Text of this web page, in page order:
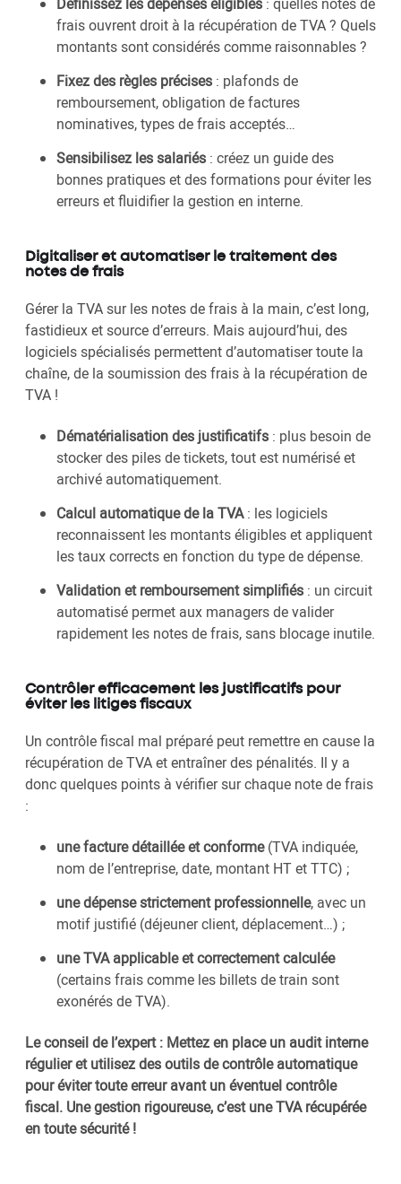
frais ouvrent droit à la récupération de TVA ? Quels
montants sont considérés comme raisonnables ?
Fixez des règles précises : plafonds de
remboursement, obligation de factures
nominatives, types de frais acceptés…
Sensibilisez les salariés : créez un guide des
bonnes pratiques et des formations pour éviter les
erreurs et fluidifier la gestion en interne.
Digitaliser et automatiser le traitement des
notes de frais
Gérer la TVA sur les notes de frais à la main, c’est long,
fastidieux et source d’erreurs. Mais aujourd’hui, des
logiciels spécialisés permettent d’automatiser toute la
chaîne, de la soumission des frais à la récupération de
TVA !
Dématérialisation des justificatifs : plus besoin de
stocker des piles de tickets, tout est numérisé et
archivé automatiquement.
Calcul automatique de la TVA: les logiciels
reconnaissent les montants éligibles et appliquent
les taux corrects en fonction du type de dépense.
Validation et remboursement simplifiés : un circuit
automatisé permet aux managers de valider
rapidement les notes de frais, sans blocage inutile.
Contrôler efficacement les justificatifs pour
éviter les litiges fiscaux
Un contrôle fiscal mal préparé peut remettre en cause la
récupération de TVA et entraîner des pénalités. Il y a
donc quelques points à vérifier sur chaque note de frais
:
une facture détaillée et conforme(TVA indiquée,
nom de l’entreprise, date, montant HT et TTC) ;
une dépense strictement professionnelle, avec un
motif justifié (déjeuner client, déplacement…) ;
une TVA applicable et correctement calculée
(certains frais comme les billets de train sont
exonérés de TVA).
Le conseil de l’expert : Mettez en place un audit interne
régulier et utilisez des outils de contrôle automatique
pour éviter toute erreur avant un éventuel contrôle
fiscal. Une gestion rigoureuse, c’est une TVA récupérée
en toute sécurité !